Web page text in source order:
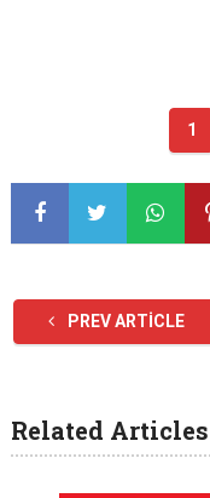
1
PREV ARTICLE
Related Articles